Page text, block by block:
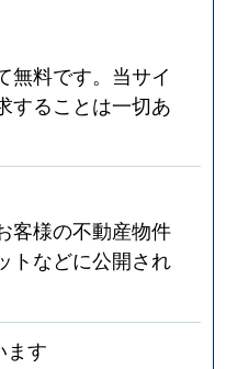
無料です。当サイ
することは一切あ
客様の不動産物件
トなどに公開され
ます